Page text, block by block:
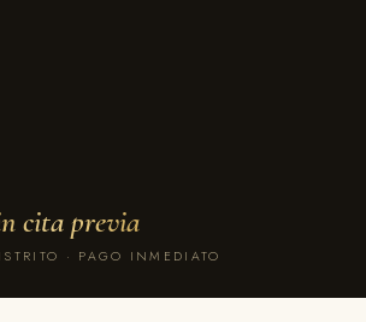
cita previa
· PAGO INMEDIATO